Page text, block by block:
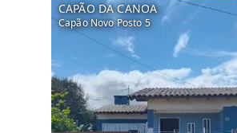
CAPÃO DA CANOA
Capão Novo Posto 5